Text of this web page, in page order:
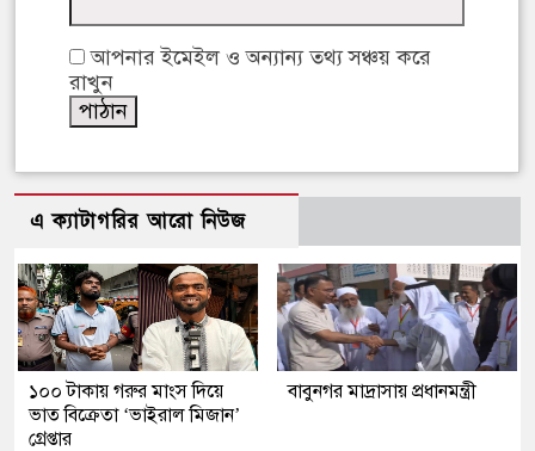
আপনার ইমেইল ও অন্যান্য তথ্য সঞ্চয় করে
রাখুন
এ ক্যাটাগরির আরো নিউজ
১০০ টাকায় গরুর মাংস দিয়ে
ভাত বিক্রেতা ‘ভাইরাল মিজান’
গ্রেপ্তার
বাবুনগর মাদ্রাসায় প্রধানমন্ত্রী